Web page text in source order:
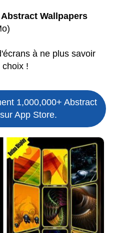
Abstract Wallpapers
à ne plus savoir
choix !
1,000,000+ Abstract
App Store.